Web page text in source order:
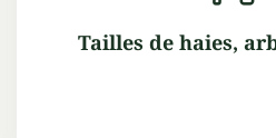
Tailles de haies,